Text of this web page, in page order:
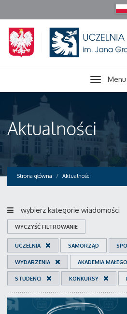
Menu
Aktualności
Strona główna Aktualności
wybierz kategorie wiadomości
WYCZYŚĆ FILTROWANIE
UCZELNIA SAMORZĄD
WYDARZENIA AKADEMIA
STUDENCI KONKURSY